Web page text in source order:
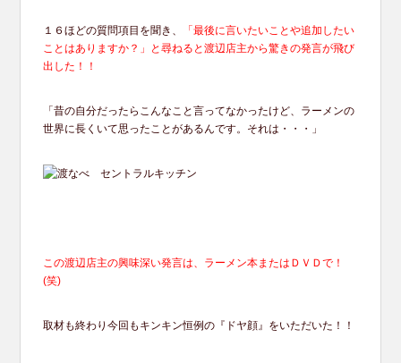
１６ほどの質問項目を聞き、
「最後に言いたいことや追加したい
ことはありますか？」と尋ねると渡辺店主から驚きの発言が飛び
出した！！
「昔の自分だったらこんなこと言ってなかったけど、ラーメンの
世界に長くいて思ったことがあるんです。それは・・・」
この渡辺店主の興味深い発言は、ラーメン本またはＤＶＤで！
(笑)
取材も終わり今回もキンキン恒例の『ドヤ顔』をいただいた！！